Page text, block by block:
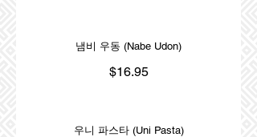
냄비 우동 (Nabe Udon)
$16.95
우니 파스타 (Uni Pasta)